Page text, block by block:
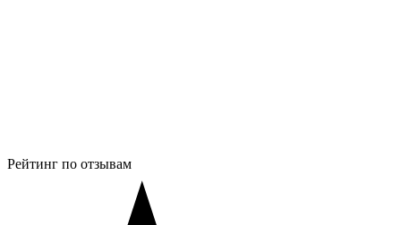
Рейтинг по отзывам